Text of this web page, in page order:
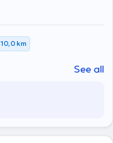
10,0 km
See all